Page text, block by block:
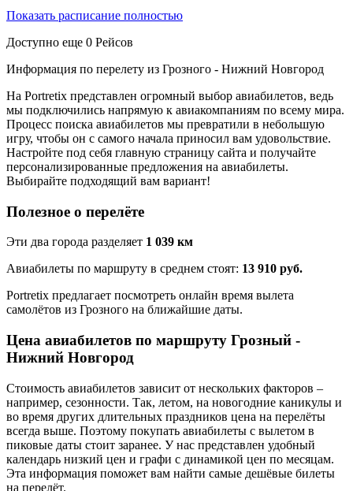
Показать расписание полностью
Доступно еще 0 Рейсов
Информация по перелету из Грозного - Нижний Новгород
На Portretix представлен огромный выбор авиабилетов, ведь
мы подключились напрямую к авиакомпаниям по всему мира.
Процесс поиска авиабилетов мы превратили в небольшую
игру, чтобы он с самого начала приносил вам удовольствие.
Настройте под себя главную страницу сайта и получайте
персонализированные предложения на авиабилеты.
Выбирайте подходящий вам вариант!
Полезное о перелёте
Эти два города разделяет 1 039 км
Авиабилеты по маршруту в среднем стоят: 13 910 руб.
Portretix предлагает посмотреть онлайн время вылета
самолётов из Грозного на ближайшие даты.
Цена авиабилетов по маршруту Грозный -
Нижний Новгород
Стоимость авиабилетов зависит от нескольких факторов –
например, сезонности. Так, летом, на новогодние каникулы и
во время других длительных праздников цена на перелёты
всегда выше. Поэтому покупать авиабилеты с вылетом в
пиковые даты стоит заранее. У нас представлен удобный
календарь низкий цен и графи с динамикой цен по месяцам.
Эта информация поможет вам найти самые дешёвые билеты
на перелёт.